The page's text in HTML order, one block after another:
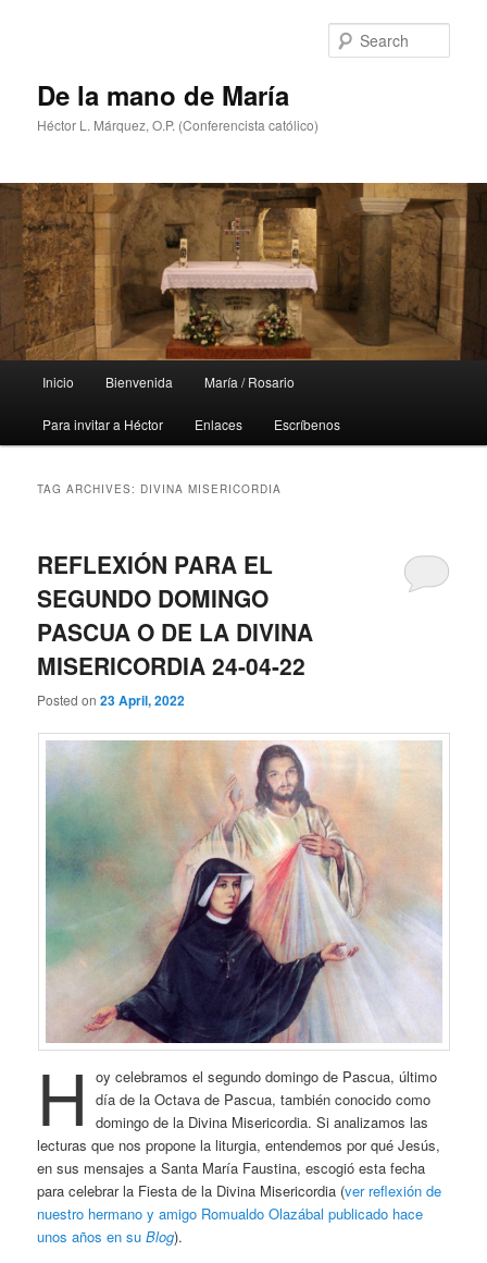
De la mano de María
Héctor L. Márquez, O.P. (Conferencista católico)
Inicio Bienvenida María / Rosario
Para invitar a Héctor Enlaces Escríbenos
TAG ARCHIVES: DIVINA MISERICORDIA
REFLEXIÓN PARA EL
SEGUNDO DOMINGO
PASCUA O DE LA DIVINA
MISERICORDIA 24-04-22
Posted on23 April, 2022
H
oy celebramos el segundo domingo de Pascua, último
día de la Octava de Pascua, también conocido como
domingo de la Divina Misericordia. Si analizamos las
lecturas que nos propone la liturgia, entendemos por qué Jesús,
en sus mensajes a Santa María Faustina, escogió esta fecha
para celebrar la Fiesta de la Divina Misericordia (ver reflexión de
nuestro hermano y amigo Romualdo Olazábal publicado hace
unos años en su Blog).